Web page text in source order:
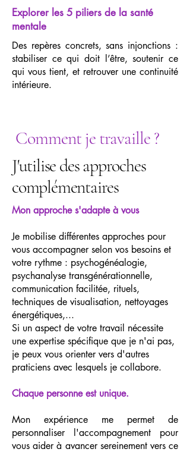
Explorer les 5 piliers de la santé
mentale
Des repères concrets, sans injonctions :
stabiliser ce qui doit l’être, soutenir ce
qui vous tient, et retrouver une continuité
intérieure.
Comment je travaille ?
J'utilise des approches
complémentaires
Mon approche s'adapte à vous
Je mobilise différentes approches pour
vous accompagner selon vos besoins et
votre rythme : psychogénéalogie,
psychanalyse transgénérationnelle,
communication facilitée, rituels,
techniques de visualisation, nettoyages
énergétiques,...
Si un aspect de votre travail nécessite
une expertise spécifique que je n'ai pas,
je peux vous orienter vers d'autres
praticiens avec lesquels je collabore.
Chaque personne est unique.
Mon expérience me permet de
personnaliser l'accompagnement pour
vous aider à avancer sereinement vers ce